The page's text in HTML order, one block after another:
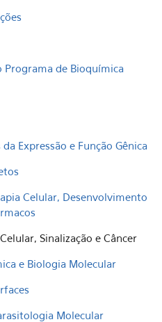
Programa de Bioquímica
Expressão e Função Gênica
Celular, Desenvolvimento
Sinalização e Câncer
e Biologia Molecular
Molecular